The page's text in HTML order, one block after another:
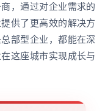
，通过对企业需求的
供了更高效的解决方
部型企业，都能在深
这座城市实现成长与